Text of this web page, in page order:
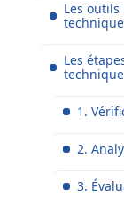
Les
technique
Les
1.
2.
3.